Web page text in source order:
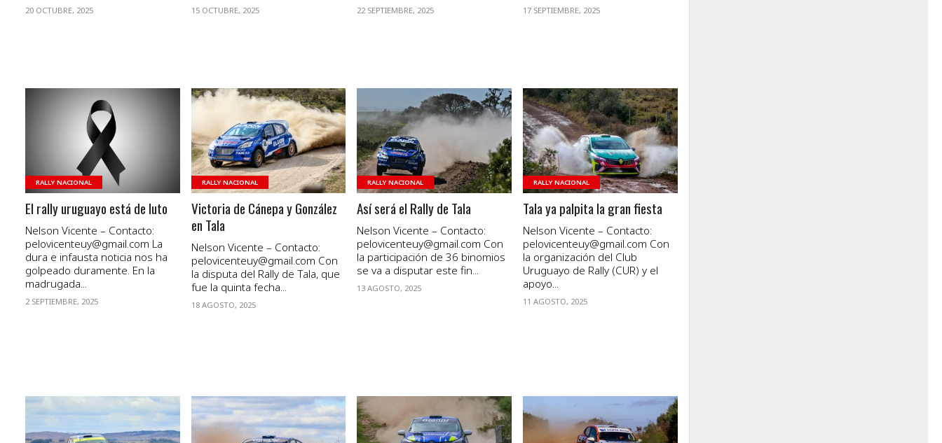
20 OCTUBRE, 2025 15 OCTUBRE, 2025 22 SEPTIEMBRE, 2025 17 SEPTIEMBRE, 2025
VER NOTA
RALLY NACIONAL
El rally uruguayo está de luto
Nelson Vicente – Contacto:
pelovicenteuy@gmail.com La
dura e infausta noticia nos ha
golpeado duramente. En la
madrugada...
2 SEPTIEMBRE, 2025
VER NOTA
RALLY NACIONAL
Victoria de Cánepa y González
en Tala
Nelson Vicente – Contacto:
pelovicenteuy@gmail.com Con
la disputa del Rally de Tala, que
fue la quinta fecha...
18 AGOSTO, 2025
VER NOTA
RALLY NACIONAL
Así será el Rally de Tala
Nelson Vicente – Contacto:
pelovicenteuy@gmail.com Con
la participación de 36 binomios
se va a disputar este fin...
13 AGOSTO, 2025
VER NOTA
RALLY NACIONAL
Tala ya palpita la gran fiesta
Nelson Vicente – Contacto:
pelovicenteuy@gmail.com Con
la organización del Club
Uruguayo de Rally (CUR) y el
apoyo...
11 AGOSTO, 2025
VER NOTA VER NOTA VER NOTA VER NOTA